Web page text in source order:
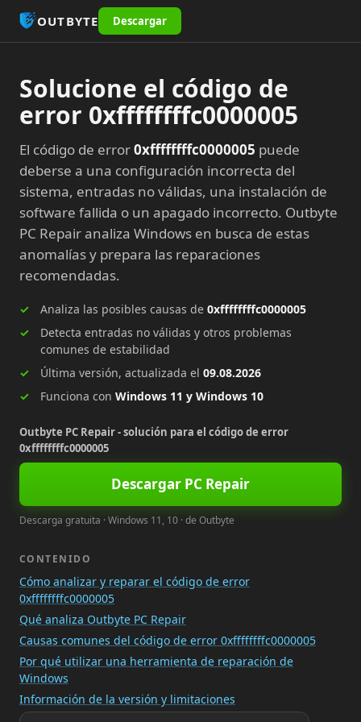
OUTBYTE Descargar
Solucione el código de
error 0xffffffffc0000005
El código de error0xffffffffc0000005 puede
deberse a una configuración incorrecta del
sistema, entradas no válidas, una instalación de
software fallida o un apagado incorrecto. Outbyte
PC Repair analiza Windows en busca de estas
anomalías y prepara las reparaciones
recomendadas.
Analiza las posibles causas de 0xffffffffc0000005
Detecta entradas no válidas y otros problemas
comunes de estabilidad
Última versión, actualizada el 09.08.2026
Funciona con Windows 11 y Windows 10
Outbyte PC Repair - solución para el código de error
0xffffffffc0000005
Descargar PC Repair
Descarga gratuita · Windows 11, 10 · de Outbyte
CONTENIDO
Cómo analizar y reparar el código de error
0xffffffffc0000005
Qué analiza Outbyte PC Repair
Causas comunes del código de error 0xffffffffc0000005
Por qué utilizar una herramienta de reparación de
Windows
Información de la versión y limitaciones